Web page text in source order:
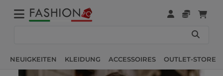
NEUIGKEITEN KLEIDUNG ACCESSOIRES OUTLET-STORE